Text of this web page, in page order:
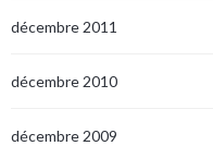
décembre 2011
décembre 2010
décembre 2009